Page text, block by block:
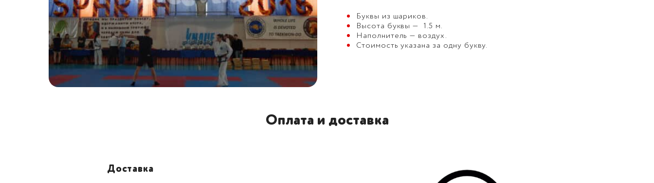
Буквы из шариков.
Высота буквы — 1.5 м.
Наполнитель — воздух.
Стоимость указана за одну букву.
Оплата и доставка
Доставка